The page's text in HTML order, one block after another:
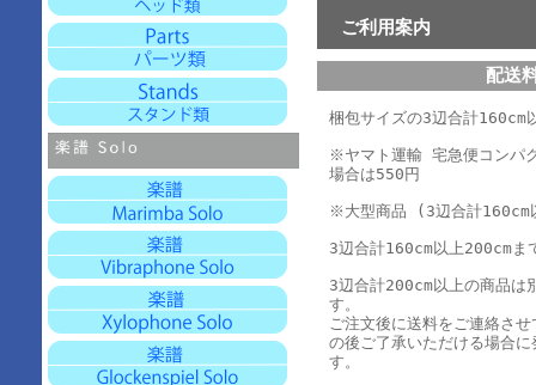
ご利用案内
配送
梱包サイズの3辺合計
※ヤマト運輸 宅急便コンパ
場合は550円
※大型商品 (3辺合計160cm
3辺合計160cm以上200cm
3辺合計200cm以上の商品は
す。
ご注文後に送料をご連絡さ
の後ご了承いただける場合
す。